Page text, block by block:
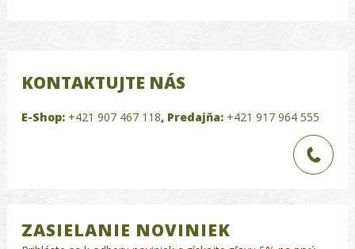
KONTAKTUJTE NÁS
E-Shop: +421 907 467 118, Predajňa: +421 917 964 555
ZASIELANIE NOVINIEK